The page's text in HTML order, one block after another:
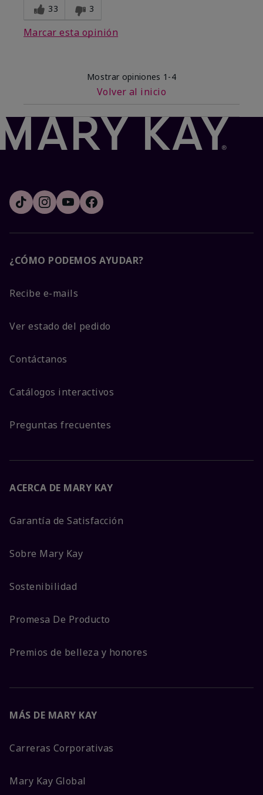
33 3
Marcar esta opinión
Mostrar opiniones 1-4
Volver al inicio
¿CÓMO PODEMOS AYUDAR?
Recibe e-mails
Ver estado del pedido
Contáctanos
Catálogos interactivos
Preguntas frecuentes
ACERCA DE MARY KAY
Garantía de Satisfacción
Sobre Mary Kay
Sostenibilidad
Promesa De Producto
Premios de belleza y honores
MÁS DE MARY KAY
Carreras Corporativas
Mary Kay Global